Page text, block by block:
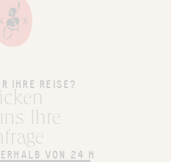
IHRE REISE?
Ihre
VON 24 H